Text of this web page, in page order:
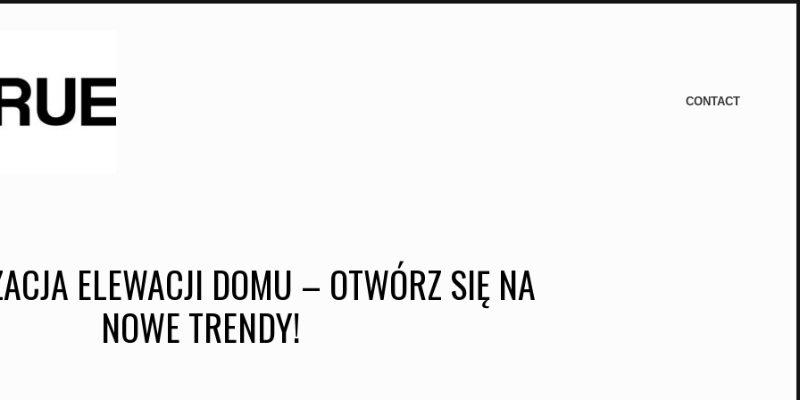
CONTACT
ELEWACJI DOMU – OTWÓRZ SIĘ NA
NOWE TRENDY!